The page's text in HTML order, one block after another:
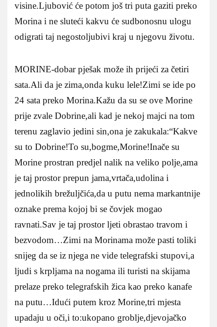
visine.Ljubović će potom još tri puta gaziti preko
Morina i ne sluteći kakvu će sudbonosnu ulogu
odigrati taj negostoljubivi kraj u njegovu životu.
MORINE-dobar pješak može ih prijeći za četiri
sata.Ali da je zima,onda kuku lele!Zimi se ide po
24 sata preko Morina.Kažu da su se ove Morine
prije zvale Dobrine,ali kad je nekoj majci na tom
terenu zaglavio jedini sin,ona je zakukala:“Kakve
su to Dobrine!To su,bogme,Morine!Inače su
Morine prostran predjel nalik na veliko polje,ama
je taj prostor prepun jama,vrtača,udolina i
jednolikih brežuljčića,da u putu nema markantnije
oznake prema kojoj bi se čovjek mogao
ravnati.Sav je taj prostor ljeti obrastao travom i
bezvodom…Zimi na Morinama može pasti toliki
snijeg da se iz njega ne vide telegrafski stupovi,a
ljudi s krpljama na nogama ili turisti na skijama
prelaze preko telegrafskih žica kao preko kanafe
na putu…Idući putem kroz Morine,tri mjesta
upadaju u oči,i to:ukopano groblje,djevojačko